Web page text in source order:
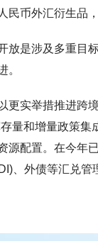
民币外汇衍生品
放是涉及多重目
。
更实举措推进跨
量和增量政策
源配置。在今年
、外债等汇兑